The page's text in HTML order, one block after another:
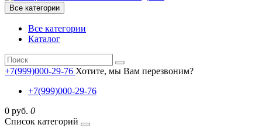
Все категории
Все категории
Каталог
+7(999)000-29-76 Хотите, мы Вам перезвоним?
+7(999)000-29-76
0 руб. 0
Список категорий